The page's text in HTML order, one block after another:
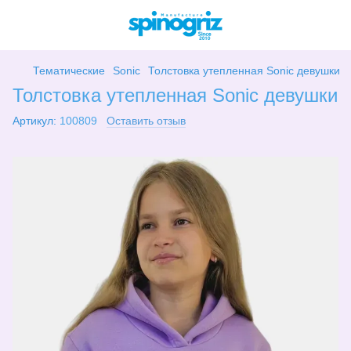
Тематические Sonic Толстовка утепленная Sonic девушки
Толстовка утепленная Sonic девушки
Артикул: 100809 Оставить отзыв